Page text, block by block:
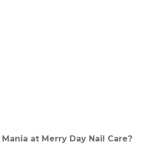
at Merry Day Nail Care?